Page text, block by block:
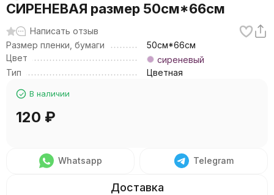
СИРЕНЕВАЯ размер 50см*66см
Написать отзыв
Размер пленки, бумаги
50см*66см
Цвет
сиреневый
Тип
Цветная
В наличии
120 ₽
Whatsapp Telegram